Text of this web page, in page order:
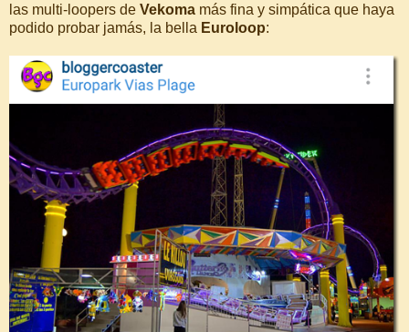
las multi-loopers de Vekoma más fina y simpática que haya
podido probar jamás, la bella Euroloop: